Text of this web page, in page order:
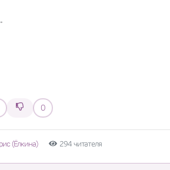
0
(Ёлкина) 294 читателя